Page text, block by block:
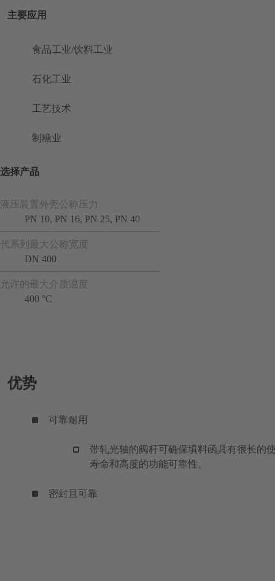
主要应用
食品工业/饮料工业
石化工业
工艺技术
制糖业
选择产品
液压装置外壳公称压力
PN 10, PN 16, PN 25, PN 40
代系列最大公称宽度
DN 400
允许的最大介质温度
400 °C
优势
可靠耐用
带轧光轴的阀杆可确保填料函具有很长的
寿命和高度的功能可靠性。
密封且可靠